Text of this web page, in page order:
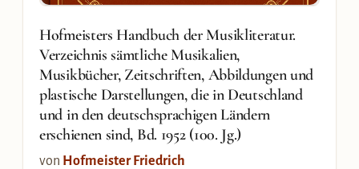
Hofmeisters Handbuch der Musikliteratur.
Verzeichnis sämtliche Musikalien,
Musikbücher, Zeitschriften, Abbildungen und
plastische Darstellungen, die in Deutschland
und in den deutschsprachigen Ländern
erschienen sind, Bd. 1952 (100. Jg.)
von Hofmeister Friedrich